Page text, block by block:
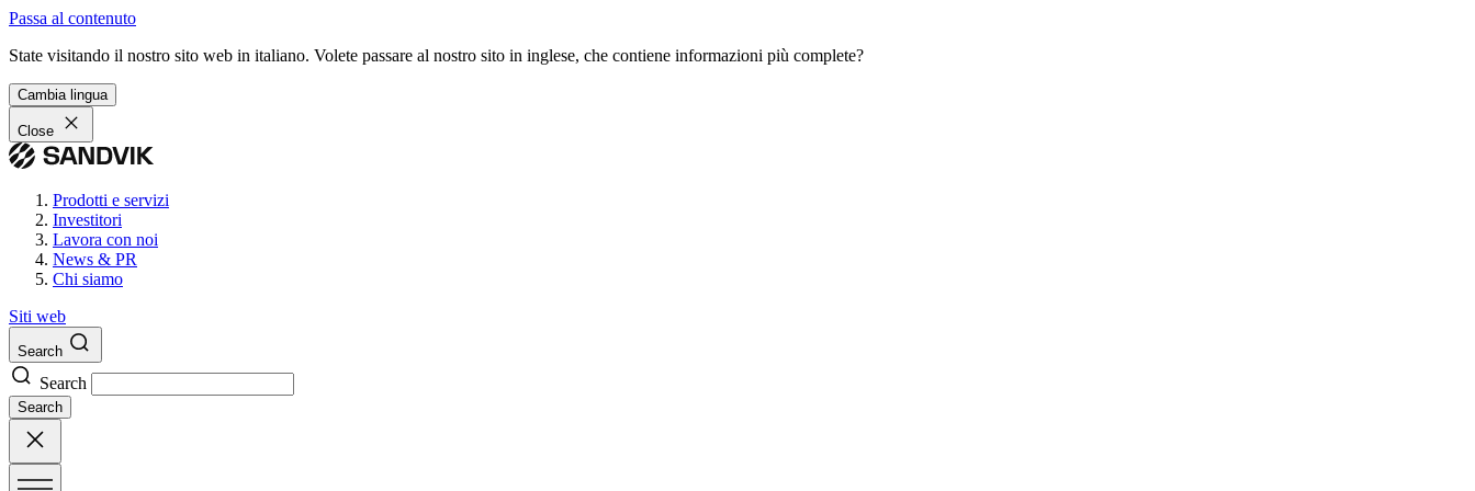
Passa al contenuto
State visitando il nostro sito web in italiano. Volete passare al nostro sito in inglese, che contiene informazioni più complete?
Cambia lingua
Close
Prodotti e servizi
Investitori
Lavora con noi
News & PR
Chi siamo
Siti web
Search
Search
Search